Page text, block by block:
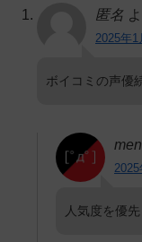
匿名
2025年
ボイコミの声優
人気度を優